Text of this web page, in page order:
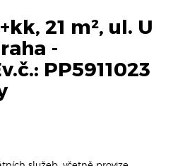
21 m², ul. U
-
PP5911023